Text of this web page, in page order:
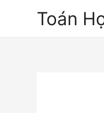
Toán